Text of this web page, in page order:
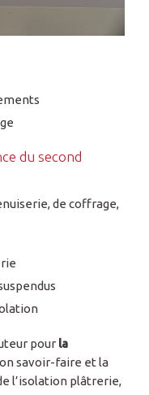
du second
de coffrage,
pour la
savoir-faire et la
l’isolation plâtrerie,